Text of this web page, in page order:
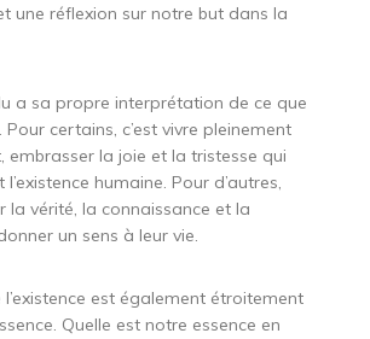
une réflexion sur notre but dans la
a sa propre interprétation de ce que
Pour certains, c’est vivre pleinement
embrasser la joie et la tristesse qui
humaine. Pour d’autres,
la vérité, la connaissance et la
un sens à leur vie.
est également étroitement
Quelle est notre essence en